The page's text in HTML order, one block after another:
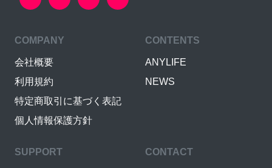
COMPANY
会社概要
利用規約
特定商取引に基づく表記
個人情報保護方針
CONTENTS
ANYLIFE
NEWS
SUPPORT CONTACT